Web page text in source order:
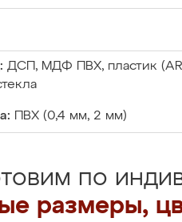
ДСП, МДФ ПВХ, пластик
ПВХ (0,4 мм, 2 мм)
по
размеры,